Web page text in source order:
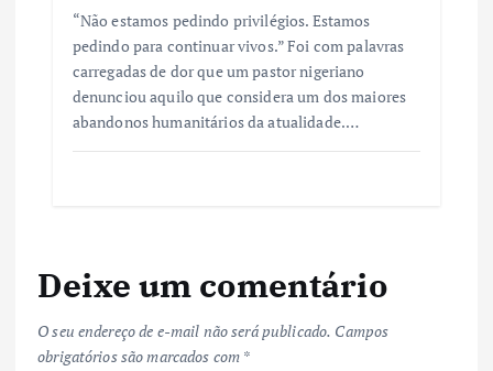
“Não estamos pedindo privilégios. Estamos
pedindo para continuar vivos.” Foi com palavras
carregadas de dor que um pastor nigeriano
denunciou aquilo que considera um dos maiores
abandonos humanitários da atualidade.…
Deixe um comentário
O seu endereço de e-mail não será publicado. Campos
obrigatórios são marcados com *